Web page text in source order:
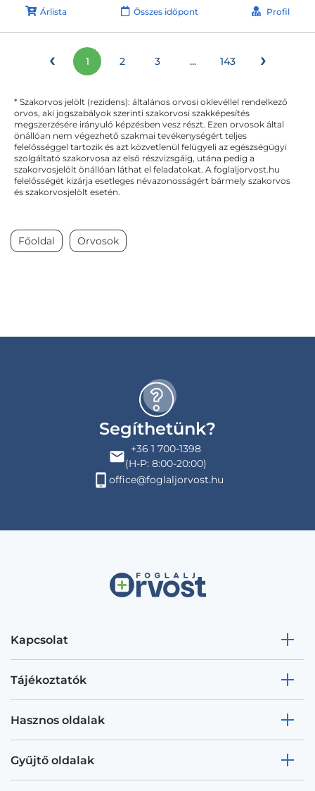
Árlista Összes időpont Profil
‹ 1 2 3 ... 143 ›
* Szakorvos jelölt (rezidens): általános orvosi oklevéllel rendelkező
orvos, aki jogszabályok szerinti szakorvosi szakképesítés
megszerzésére irányuló képzésben vesz részt. Ezen orvosok által
önállóan nem végezhető szakmai tevékenységért teljes
felelősséggel tartozik és azt közvetlenül felügyeli az egészségügyi
szolgáltató szakorvosa az első részvizsgáig, utána pedig a
szakorvosjelölt önállóan láthat el feladatokat. A foglaljorvost.hu
felelősségét kizárja esetleges névazonosságért bármely szakorvos
és szakorvosjelölt esetén.
Főoldal Orvosok
Segíthetünk?
+36 1 700-1398
(H-P: 8:00-20:00)
office@foglaljorvost.hu
Kapcsolat
Tájékoztatók
Hasznos oldalak
Gyűjtő oldalak